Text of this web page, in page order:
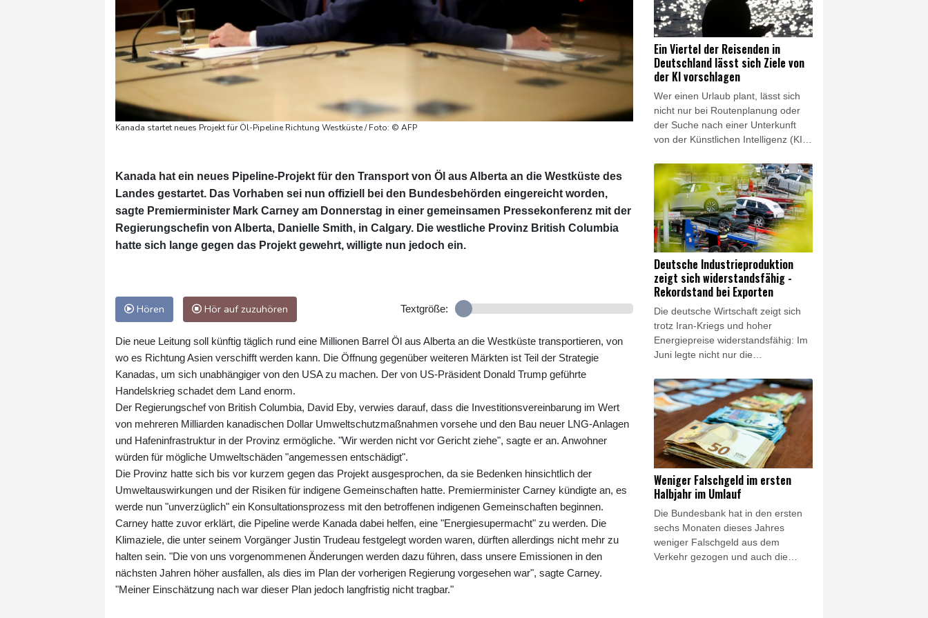
Kanada startet neues Projekt für Öl-Pipeline Richtung Westküste / Foto: © AFP
Kanada hat ein neues Pipeline-Projekt für den Transport von Öl aus Alberta an die Westküste des
Landes gestartet. Das Vorhaben sei nun offiziell bei den Bundesbehörden eingereicht worden,
sagte Premierminister Mark Carney am Donnerstag in einer gemeinsamen Pressekonferenz mit der
Regierungschefin von Alberta, Danielle Smith, in Calgary. Die westliche Provinz British Columbia
hatte sich lange gegen das Projekt gewehrt, willigte nun jedoch ein.
Hören Hör auf zuzuhören Textgröße:
Die neue Leitung soll künftig täglich rund eine Millionen Barrel Öl aus Alberta an die Westküste transportieren, von
wo es Richtung Asien verschifft werden kann. Die Öffnung gegenüber weiteren Märkten ist Teil der Strategie
Kanadas, um sich unabhängiger von den USA zu machen. Der von US-Präsident Donald Trump geführte
Handelskrieg schadet dem Land enorm.
Der Regierungschef von British Columbia, David Eby, verwies darauf, dass die Investitionsvereinbarung im Wert
von mehreren Milliarden kanadischen Dollar Umweltschutzmaßnahmen vorsehe und den Bau neuer LNG-Anlagen
und Hafeninfrastruktur in der Provinz ermögliche. "Wir werden nicht vor Gericht ziehe", sagte er an. Anwohner
würden für mögliche Umweltschäden "angemessen entschädigt".
Die Provinz hatte sich bis vor kurzem gegen das Projekt ausgesprochen, da sie Bedenken hinsichtlich der
Umweltauswirkungen und der Risiken für indigene Gemeinschaften hatte. Premierminister Carney kündigte an, es
werde nun "unverzüglich" ein Konsultationsprozess mit den betroffenen indigenen Gemeinschaften beginnen.
Carney hatte zuvor erklärt, die Pipeline werde Kanada dabei helfen, eine "Energiesupermacht" zu werden. Die
Klimaziele, die unter seinem Vorgänger Justin Trudeau festgelegt worden waren, dürften allerdings nicht mehr zu
halten sein. "Die von uns vorgenommenen Änderungen werden dazu führen, dass unsere Emissionen in den
nächsten Jahren höher ausfallen, als dies im Plan der vorherigen Regierung vorgesehen war", sagte Carney.
"Meiner Einschätzung nach war dieser Plan jedoch langfristig nicht tragbar."
der besonderen Bedeutung des
Falles" hatte am Donnerstagabend
bereits die Bundesanwaltschaft die
Ermittlungen in dem Fall
übernommen.
Ein Viertel der Reisenden in
Deutschland lässt sich Ziele von
der KI vorschlagen
Wer einen Urlaub plant, lässt sich
nicht nur bei Routenplanung oder
der Suche nach einer Unterkunft
von der Künstlichen Intelligenz (KI)
bei der Suche nach einem
Urlaubsziel. In einer am Freitag
veröffentlichten Umfrage des
Digitalverbands Bitkom sagte ein
Viertel der befragten Menschen, die
Urlaubsreisen machen, sie griffen
bei der Wahl eines Urlaubsziels auf
die KI zurück. Zwei Drittel (65
Prozent) gaben an, sie seien offen
für KI-Vorschläge, wohin es gehen
soll.
Deutsche Industrieproduktion
zeigt sich widerstandsfähig -
Rekordstand bei Exporten
Die deutsche Wirtschaft zeigt sich
trotz Iran-Kriegs und hoher
Energiepreise widerstandsfähig: Im
Juni legte nicht nur die
in Folge leicht zu - auch stiegen die
deutschen Exporte auf einen
Rekordstand, wie das Statistische
Bundesamt in Wiesbaden am
Freitag mitteilte. Experten sprachen
von einem Lichtblick, warnten aber
vor zahlreichen Risiken für einen
nachhaltigen Konjunkturaufschwung
wie der weiteren Entwicklung in der
Golfregion und der Hitze.
Weniger Falschgeld im ersten
Halbjahr im Umlauf
Die Bundesbank hat in den ersten
sechs Monaten dieses Jahres
weniger Falschgeld aus dem
Verkehr gezogen und auch die